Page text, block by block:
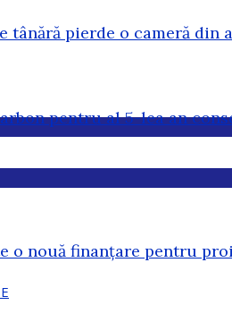
tânără pierde o cameră din
pentru al 5-lea an
o nouă finanțare pentru